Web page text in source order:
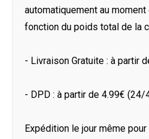
automatiquement au
fonction du poids total de la
- Livraison Gratuite : à partir
- DPD : à partir de 4.99€ (24/
Expédition le jour même